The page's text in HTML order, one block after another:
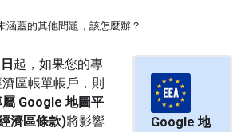
涵蓋的其他問題，該怎麼辦？
Google 地
起，如果您的專
區帳單帳戶，則
Google 地圖平
濟區條款)將影響